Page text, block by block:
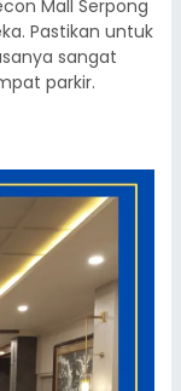
Mall Serpong
Pastikan untuk
sangat
parkir.